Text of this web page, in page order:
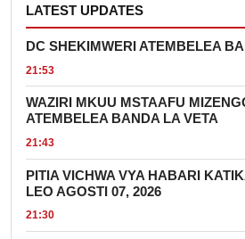
LATEST UPDATES
DC SHEKIMWERI ATEMBELEA
21:53
WAZIRI MKUU MSTAAFU
ATEMBELEA BANDA LA VETA
21:43
PITIA VICHWA VYA HABARI
LEO AGOSTI 07, 2026
21:30